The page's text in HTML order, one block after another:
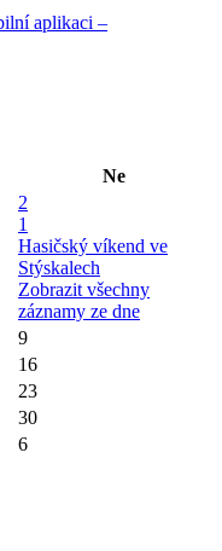
aplikaci –
Ne
2
1
Hasičský víkend ve
Stýskalech
Zobrazit všechny
záznamy ze dne
9
16
23
30
6